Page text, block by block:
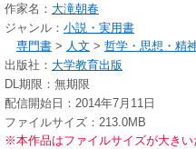
作家名： 大滝朝春
ジャンル： 小説・実用書
専門書 > 人文 > 哲学・思想・精
出版社： 大学教育出版
DL期限：無期限
配信開始日：2014年7月11日
ファイルサイズ：213.0MB
※本作品はファイルサイズが大き